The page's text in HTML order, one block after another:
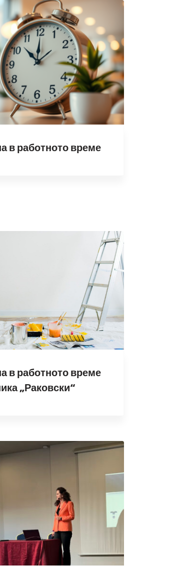
в работното време
в работното време
„Раковски“